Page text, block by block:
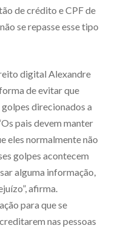
de crédito e CPF de
se repasse esse tipo
digital Alexandre
de evitar que
direcionados a
pais devem manter
eles normalmente não
golpes acontecem
alguma informação,
afirma.
para que se
nas pessoas